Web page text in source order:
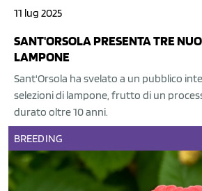
11 lug 2025
SANT'ORSOLA PRESENTA TRE
LAMPONE
Sant'Orsola ha svelato a un pubblico
selezioni di lampone, frutto di un
durato oltre 10 anni.
BREEDING